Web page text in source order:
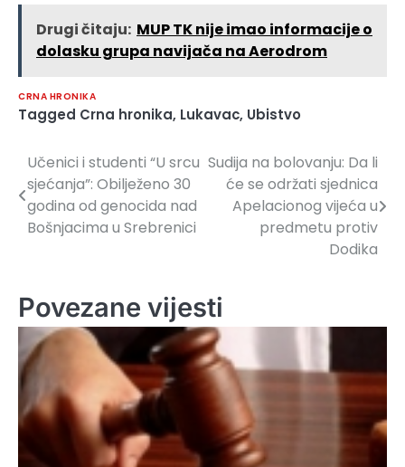
Drugi čitaju: MUP TK nije imao informacije o
dolasku grupa navijača na Aerodrom
CRNA HRONIKA
Tagged Crna hronika, Lukavac, Ubistvo
Navigacija
članaka
Učenici i studenti “U srcu
sjećanja”: Obilježeno 30
godina od genocida nad
Bošnjacima u Srebrenici
Sudija na bolovanju: Da li
će se održati sjednica
Apelacionog vijeća u
predmetu protiv
Dodika
Povezane vijesti